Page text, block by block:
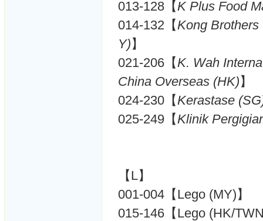
013-128【K Plus Food
014-132【Kong
Y)】
021-206【K. Wah
China Overseas (HK)】
024-230【Kerastase
025-249【Klinik
【L】
001-004【Lego (MY)】
015-146【Lego (HK/